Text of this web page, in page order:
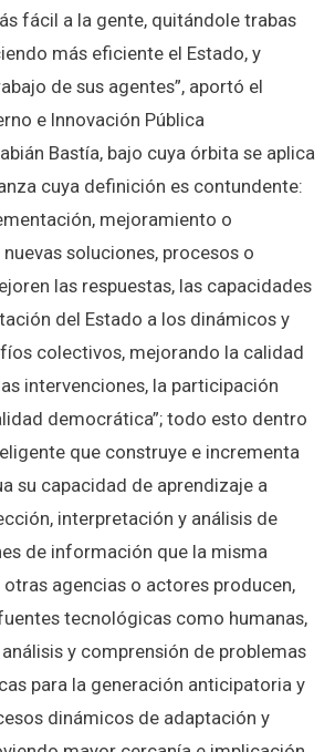
fácil a la gente, quitándole trabas
más eficiente el Estado, y
de sus agentes”, aportó el
e Innovación Pública
Bastía, bajo cuya órbita se aplica
cuya definición es contundente:
mejoramiento o
soluciones, procesos o
las respuestas, las capacidades
del Estado a los dinámicos y
colectivos, mejorando la calidad
intervenciones, la participación
democrática”; todo esto dentro
que construye e incrementa
su capacidad de aprendizaje a
interpretación y análisis de
de información que la misma
agencias o actores producen,
tecnológicas como humanas,
y comprensión de problemas
para la generación anticipatoria y
dinámicos de adaptación y